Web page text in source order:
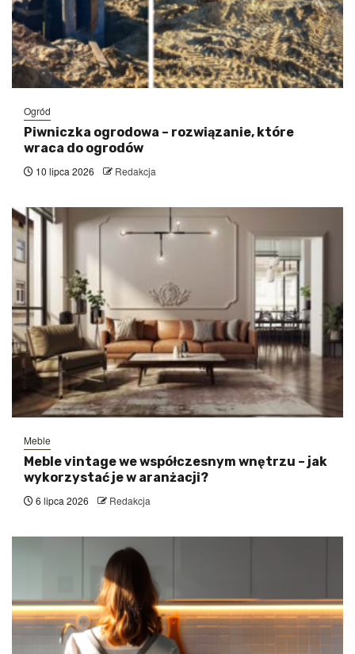
Ogród
Piwniczka ogrodowa – rozwiązanie, które
wraca do ogrodów
10 lipca 2026 Redakcja
Meble
Meble vintage we współczesnym wnętrzu – jak
wykorzystać je w aranżacji?
6 lipca 2026 Redakcja